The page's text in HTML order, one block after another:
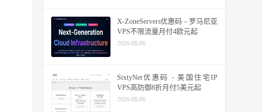
X-ZoneServers优惠码 - 罗马尼亚
VPS不限流量月付4欧元起
2026-08-06
SixtyNet优惠码 - 美国住宅IP
VPS高防御8折月付5美元起
2026-08-06